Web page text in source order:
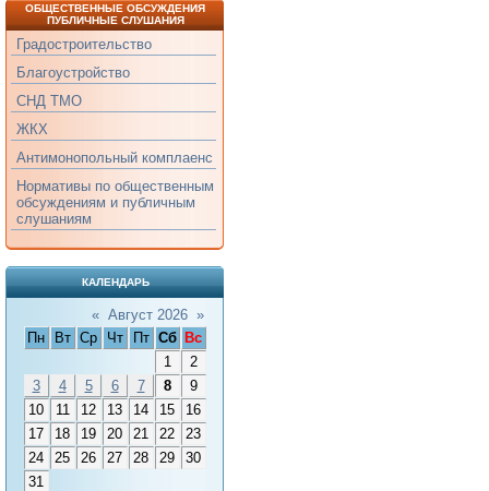
ОБЩЕСТВЕННЫЕ ОБСУЖДЕНИЯ
ПУБЛИЧНЫЕ СЛУШАНИЯ
Градостроительство
Благоустройство
СНД ТМО
ЖКХ
Антимонопольный комплаенс
Нормативы по общественным
обсуждениям и публичным
слушаниям
КАЛЕНДАРЬ
« Август 2026 »
Пн
Вт Ср Чт Пт Сб
Вс
1
2
3
4 5 6 7 8
9
10
11 12 13 14 15
16
17
18 19 20 21 22
23
24
25 26 27 28 29
30
31